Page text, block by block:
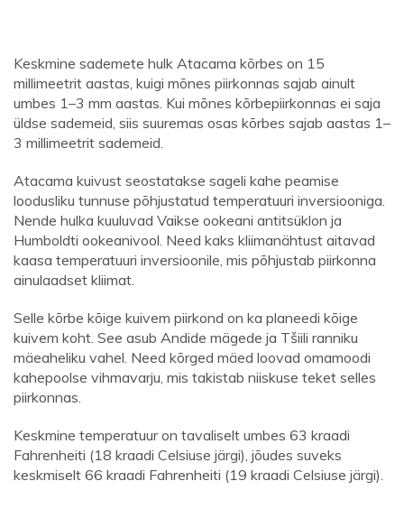
Keskmine sademete hulk Atacama kõrbes on 15
millimeetrit aastas, kuigi mõnes piirkonnas sajab ainult
umbes 1–3 mm aastas. Kui mõnes kõrbepiirkonnas ei saja
üldse sademeid, siis suuremas osas kõrbes sajab aastas 1–
3 millimeetrit sademeid.
Atacama kuivust seostatakse sageli kahe peamise
loodusliku tunnuse põhjustatud temperatuuri inversiooniga.
Nende hulka kuuluvad Vaikse ookeani antitsüklon ja
Humboldti ookeanivool. Need kaks kliimanähtust aitavad
kaasa temperatuuri inversioonile, mis põhjustab piirkonna
ainulaadset kliimat.
Selle kõrbe kõige kuivem piirkond on ka planeedi kõige
kuivem koht. See asub Andide mägede ja Tšiili ranniku
mäeaheliku vahel. Need kõrged mäed loovad omamoodi
kahepoolse vihmavarju, mis takistab niiskuse teket selles
piirkonnas.
Keskmine temperatuur on tavaliselt umbes 63 kraadi
Fahrenheiti (18 kraadi Celsiuse järgi), jõudes suveks
keskmiselt 66 kraadi Fahrenheiti (19 kraadi Celsiuse järgi).